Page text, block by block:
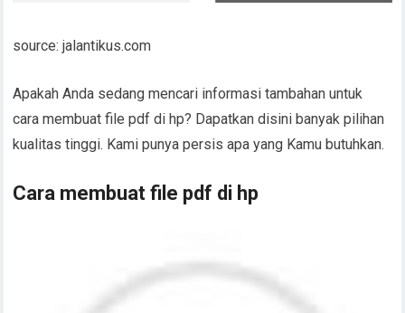
source: jalantikus.com
Apakah Anda sedang mencari informasi tambahan untuk
cara membuat file pdf di hp? Dapatkan disini banyak pilihan
kualitas tinggi. Kami punya persis apa yang Kamu butuhkan.
Cara membuat file pdf di hp